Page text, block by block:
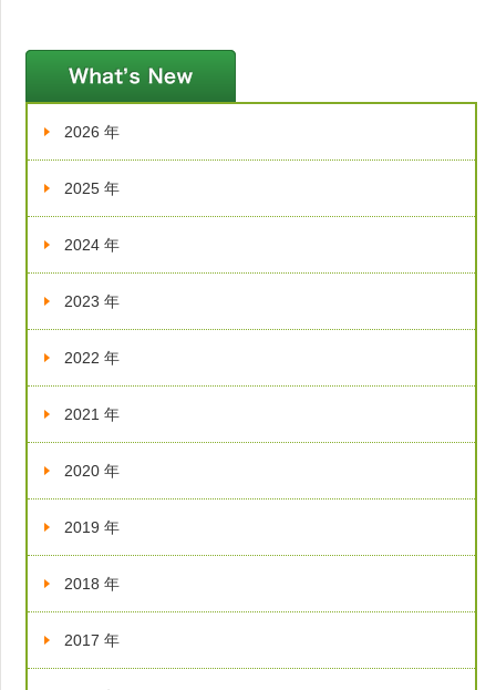
2026 年
2025 年
2024 年
2023 年
2022 年
2021 年
2020 年
2019 年
2018 年
2017 年